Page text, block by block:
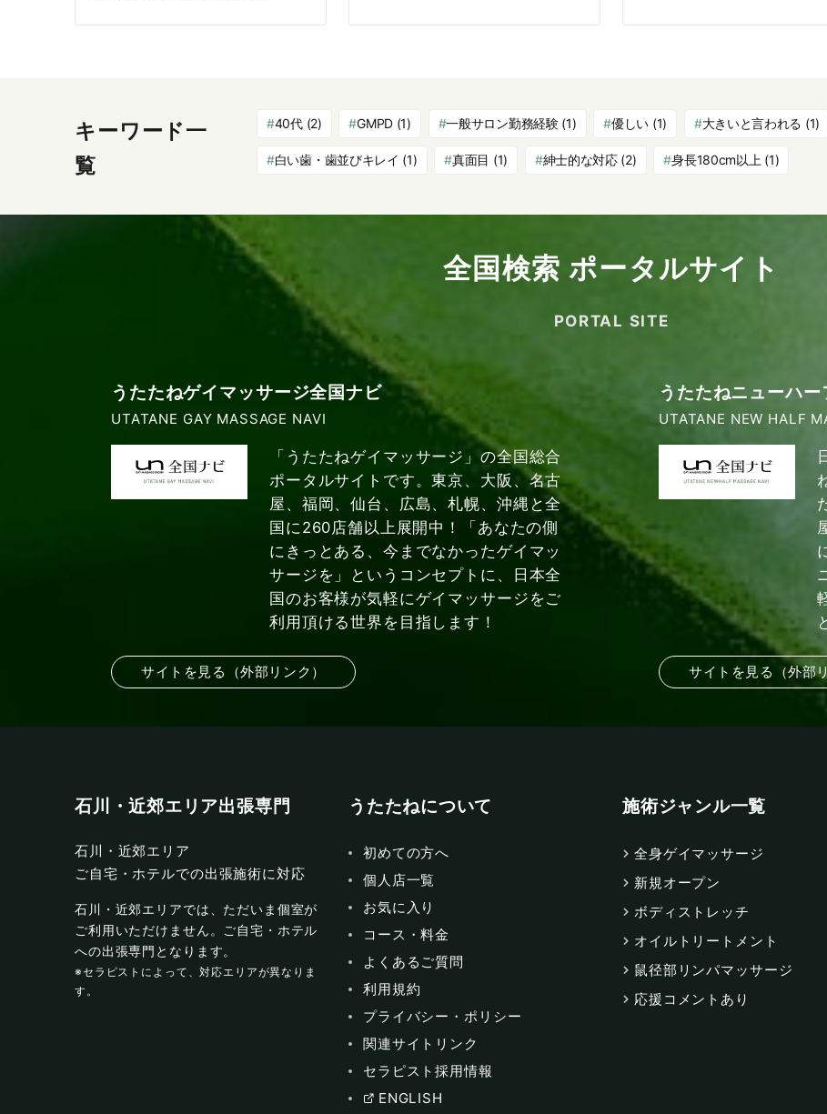
キーワード一
覧
40代(2) GMPD (1) 一般サロン勤務経験(1) 優しい (1) 大きいと言われる (1)
白い歯・歯並びキレイ (1) 真面目 (1) 紳士的な対応(2) 身長180cm以上 (1)
全国検索 ポータルサイト
PORTAL SITE
うたたねゲイマッサージ全国ナビ
UTATANE GAY MASSAGE NAVI
「うたたねゲイマッサージ」の全国総合
ポータルサイトです。東京、大阪、名古
屋、福岡、仙台、広島、札幌、沖縄と全
国に260店舗以上展開中！「あなたの側
にきっとある、今までなかったゲイマッ
サージを」というコンセプトに、日本全
国のお客様が気軽にゲイマッサージをご
利用頂ける世界を目指します！
サイトを見る（外部リンク）
うたたねニューハ
UTATANE NEW HALF
サイトを見る（外部
石川・近郊エリア出張専門
石川・近郊エリア
ご自宅・ホテルでの出張施術に対応
石川・近郊エリアでは、ただいま個室が
ご利用いただけません。ご自宅・ホテル
への出張専門となります。
※セラピストによって、対応エリアが異なりま
す。
うたたねについて
初めての方へ
個人店一覧
お気に入り
コース・料金
よくあるご質問
利用規約
プライバシー・ポリシー
関連サイトリンク
セラピスト採用情報
ENGLISH
施術ジャンル一覧
全身ゲイマッサージ
新規オープン
ボディストレッチ
オイルトリートメント
鼠径部リンパマッサージ
応援コメントあり